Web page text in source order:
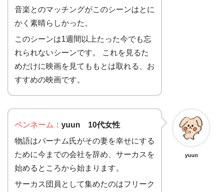
音楽とのマッチングがこのシーンはとに
かく素晴らしかった。
このシーンは1週間以上たった今でも忘
れられないシーンです。 これを見るた
めだけに映画を見てももとは取れる、お
すすめの映画です。
ペンネーム： yuun 10代女性
物語はバーナム氏がその妻を幸せにする
ために今までの会社を辞め、サーカスを
始めるところから始まります。
サーカス団員として集めたのはフリーク
yuun